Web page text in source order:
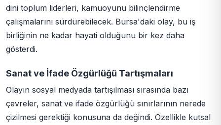
dini toplum liderleri, kamuoyunu bilinçlendirme
çalışmalarını sürdürebilecek. Bursa'daki olay, bu iş
birliğinin ne kadar hayati olduğunu bir kez daha
gösterdi.
Sanat ve İfade Özgürlüğü Tartışmaları
Olayın sosyal medyada tartışılması sırasında bazı
çevreler, sanat ve ifade özgürlüğü sınırlarının nerede
çizilmesi gerektiği konusuna da değindi. Özellikle kutsal